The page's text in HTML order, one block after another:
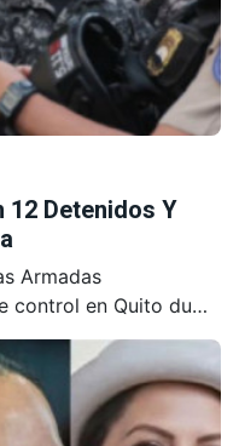
12 Detenidos Y
Armadas
control en Quito du…